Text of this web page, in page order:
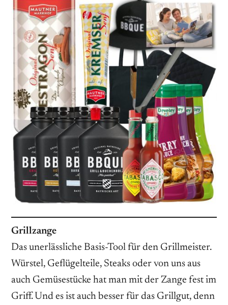
Grillzange
Das unerlässliche Basis-Tool für den Grillmeister.
Würstel, Geflügelteile, Steaks oder von uns aus
auch Gemüsestücke hat man mit der Zange fest im
Griff. Und es ist auch besser für das Grillgut, denn